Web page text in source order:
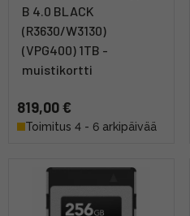
B 4.0 BLACK
(R3630/W3130)
(VPG400) 1TB -
muistikortti
819,00 €
Toimitus 4 - 6 arkipäivää